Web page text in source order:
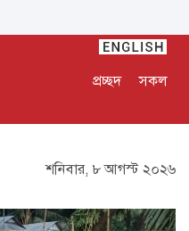
প্রচ্ছদ সকল
শনিবার, ৮ আগস্ট ২০২৬